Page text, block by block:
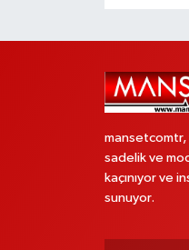
mansetcomtr,
sadelik ve
kaçınıyor ve
sunuyor.